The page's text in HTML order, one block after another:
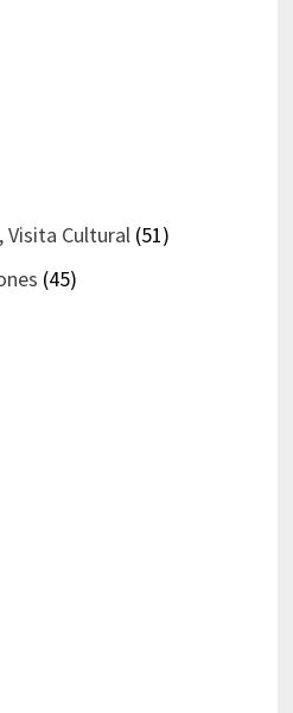
Visita Cultural(51)
(45)